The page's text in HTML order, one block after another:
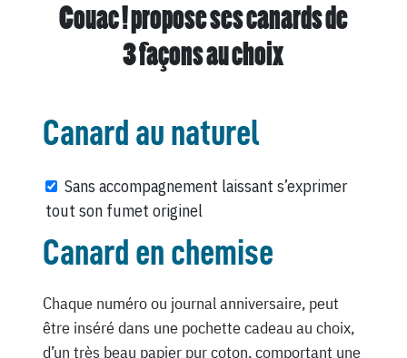
Couac ! propose ses canards de
3 façons au choix
Canard au naturel
Sans accompagnement laissant s’exprimer
tout son fumet originel
Canard en chemise
Chaque numéro ou journal anniversaire, peut
être inséré dans une pochette cadeau au choix,
d’un très beau papier pur coton, comportant une